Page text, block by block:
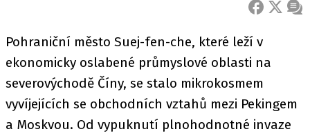
FACEBOOK
X
Pohraniční město Suej-fen-che, které leží v
ekonomicky oslabené průmyslové oblasti na
severovýchodě Číny, se stalo mikrokosmem
vyvíjejících se obchodních vztahů mezi Pekingem
a Moskvou. Od vypuknutí plnohodnotné invaze